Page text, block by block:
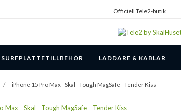
Officiell Tele2-butik
SURFPLATTETILLBEHÖR LADDARE & KABLAR
/ - iPhone 15 Pro Max - Skal - Tough MagSafe - Tender Kiss